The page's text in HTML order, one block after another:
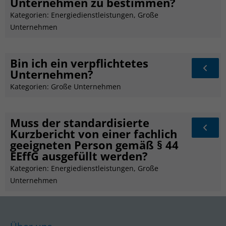
Kategorien: Energiedienstleistungen, Große
Unternehmen
Bin ich ein verpflichtetes
Unternehmen?
Kategorien: Große Unternehmen
Muss der standardisierte
Kurzbericht von einer fachlich
geeigneten Person gemäß § 44
EEffG ausgefüllt werden?
Kategorien: Energiedienstleistungen, Große
Unternehmen